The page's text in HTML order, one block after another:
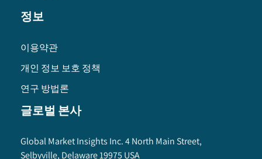
정보
이용약관
개인 정보 보호 정책
연구 방법론
글로벌 본사
Global Market Insights Inc. 4 North Main Street,
Selbyville, Delaware 19975 USA